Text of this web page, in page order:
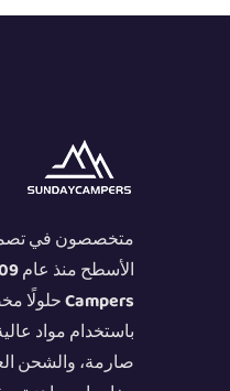
متخصصون في
باستخدام مواد
صارمة، والشحن